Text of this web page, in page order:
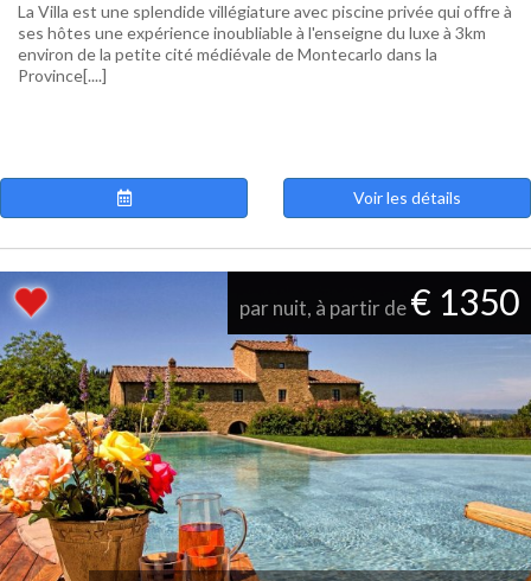
La Villa est une splendide villégiature avec piscine privée qui offre à
ses hôtes une expérience inoubliable à l'enseigne du luxe à 3km
environ de la petite cité médiévale de Montecarlo dans la
Province[....]
Voir les détails
par nuit, à partir de€ 1350